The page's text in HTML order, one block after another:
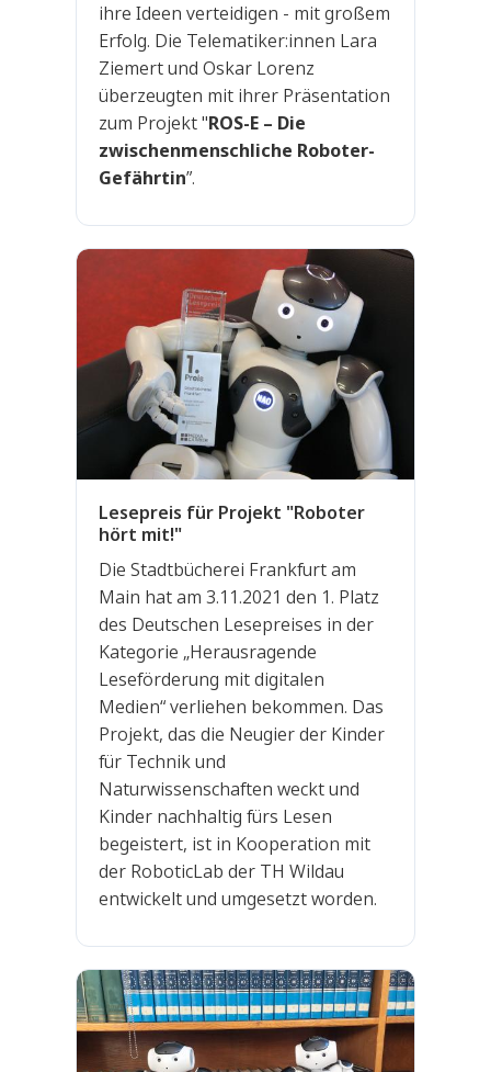
ihre Ideen verteidigen - mit großem
Erfolg. Die Telematiker:innen Lara
Ziemert und Oskar Lorenz
überzeugten mit ihrer Präsentation
zum Projekt "ROS-E – Die
zwischenmenschliche Roboter-
Gefährtin”.
Lesepreis für Projekt "Roboter
hört mit!"
Die Stadtbücherei Frankfurt am
Main hat am 3.11.2021 den 1. Platz
des Deutschen Lesepreises in der
Kategorie „Herausragende
Leseförderung mit digitalen
Medien“ verliehen bekommen. Das
Projekt, das die Neugier der Kinder
für Technik und
Naturwissenschaften weckt und
Kinder nachhaltig fürs Lesen
begeistert, ist in Kooperation mit
der RoboticLab der TH Wildau
entwickelt und umgesetzt worden.